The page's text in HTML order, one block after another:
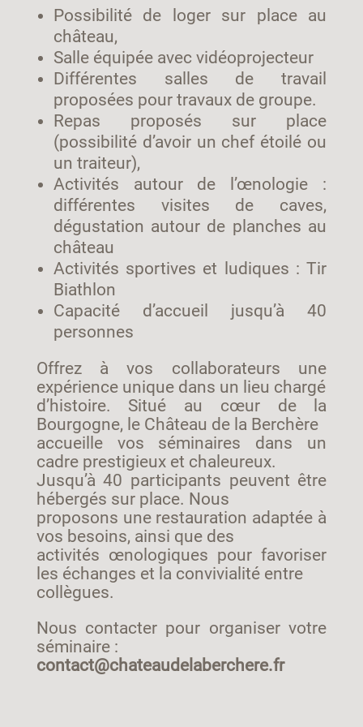
Possibilité de loger sur place au
château,
Salle équipée avec vidéoprojecteur
Différentes salles de travail
proposées pour travaux de groupe.
Repas proposés sur place
(possibilité d’avoir un chef étoilé ou
un traiteur),
Activités autour de l’œnologie :
différentes visites de caves,
dégustation autour de planches au
château
Activités sportives et ludiques : Tir
Biathlon
Capacité d’accueil jusqu’à 40
personnes
Offrez à vos collaborateurs une
expérience unique dans un lieu chargé
d’histoire. Situé au cœur de la
Bourgogne, le Château de la Berchère
accueille vos séminaires dans un
cadre prestigieux et chaleureux.
Jusqu’à 40 participants peuvent être
hébergés sur place. Nous
proposons une restauration adaptée à
vos besoins, ainsi que des
activités œnologiques pour favoriser
les échanges et la convivialité entre
collègues.
Nous contacter pour organiser votre
séminaire :
contact@chateaudelaberchere.fr